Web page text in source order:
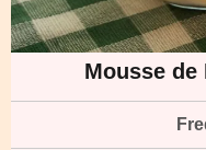
Mousse de